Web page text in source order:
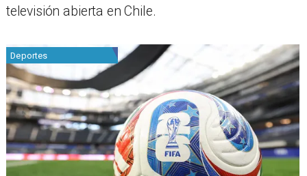
televisión abierta en Chile.
Deportes